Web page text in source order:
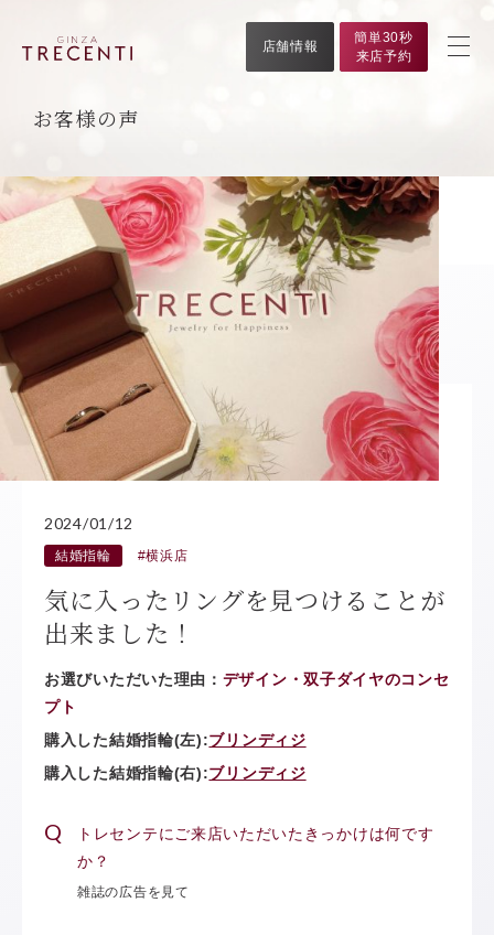
店舗情報
簡単30秒
来店予約
お客様の声
2024/01/12
結婚指輪 #横浜店
気に入ったリングを見つけることが
出来ました！
お選びいただいた理由： デザイン・双子ダイヤのコンセ
プト
購入した結婚指輪(左):ブリンディジ
購入した結婚指輪(右):ブリンディジ
トレセンテにご来店いただいたきっかけは何です
か？
雑誌の広告を見て